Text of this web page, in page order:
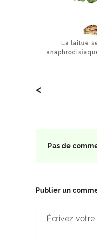
La laitue
<
Pas de
Publier un